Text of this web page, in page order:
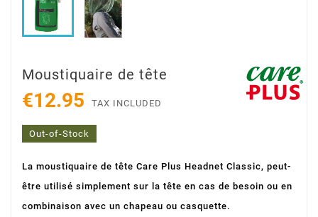
Moustiquaire de tête
€12.95 TAX INCLUDED
Out-of-Stock
La moustiquaire de tête Care Plus Headnet Classic, peut-
être utilisé simplement sur la tête en cas de besoin ou en
combinaison avec un chapeau ou casquette.